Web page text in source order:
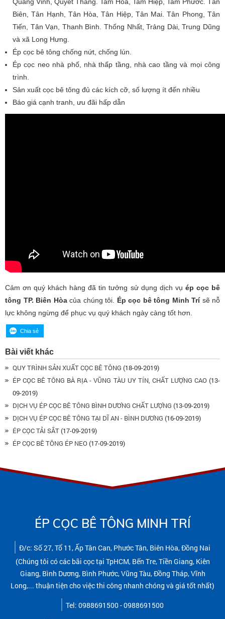
Biên, Tân Hạnh, Tân Hòa, Tân Hiệp, Tân Mai. Tân Phong, Tân
Tiến, Tân Vạn, Thanh Bình. Thống Nhất, Trảng Dài, Trung Dũng
và xã Long Hưng.
Ép cọc bê tông chống nứt, chống lún.
Ép cọc neo nhà phố, nhà thấp tầng, nhà cao tầng và mọi công
trình.
Sản xuất cọc bê tông đủ các kích cỡ, số lượng ít đến nhiều
Báo giá cạnh tranh, ưu đãi hấp dẫn
Cảm ơn quý khách hàng đã tin tưởng sử dụng dịch vụ ép cọc bê
tông TP. Biên Hòa của chúng tôi. Ép cọc bê tông Minh Trí sẽ nỗ
lực không ngừng để phục vụ quý khách ngày càng tốt hơn.
Bài viết khác
QUY TRÌNH SẢN XUẤT CỌC BÊ TÔNG (18-09-2019)
ÉP CỌC BÊ TÔNG BÀ RỊA - VŨNG TÀU UY TÍN, CHẤT LƯỢNG CAO(13-
09-2019)
DỊCH VỤ ÉP CỌC BÊ TÔNG BÌNH DƯƠNG CHẤT LƯỢNG (13-09-2019)
DỊCH VỤ ÉP CỌC BÊ TÔNG TẠI DĨ AN - BÌNH DƯƠNG (16-09-2019)
ÉP CỌC TẢI SẮT(17-09-2019)
ÉP CỌC BÊ TÔNG ÉP NEO(17-09-2019)
ÉP CỌC BÊ TÔNG MINH TRÍ
Đ/c: Số 27, Tổ 11, Ấp Tân Can, Phước Tân, Biên Hòa, Đồng Nai
(Chúng tôi có các bãi cọc tại TpHCM, Bến Tre, Tiền Giang, Kiên
Giang, Bình Dương, Bình Phước, Vũng Tàu, Đồng Tháp, Vĩnh
Long,... thuận tiện cho việc thi công nhanh chóng và giá tốt nhất)
Tel: 0988691500 - 0988691500